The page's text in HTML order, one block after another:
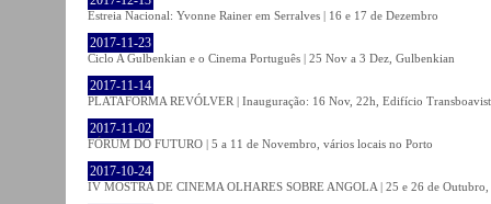
Estreia Nacional: Yvonne Rainer em Serralves | 16 e 17 de Dezembro
2017-11-23
Ciclo A Gulbenkian e o Cinema Português | 25 Nov a 3 Dez, Gulbenkian
2017-11-14
PLATAFORMA REVÓLVER | Inauguração: 16 Nov, 22h, Edifício
2017-11-02
FÓRUM DO FUTURO | 5 a 11 de Novembro, vários locais no Porto
2017-10-24
IV MOSTRA DE CINEMA OLHARES SOBRE ANGOLA | 25 e 26 de